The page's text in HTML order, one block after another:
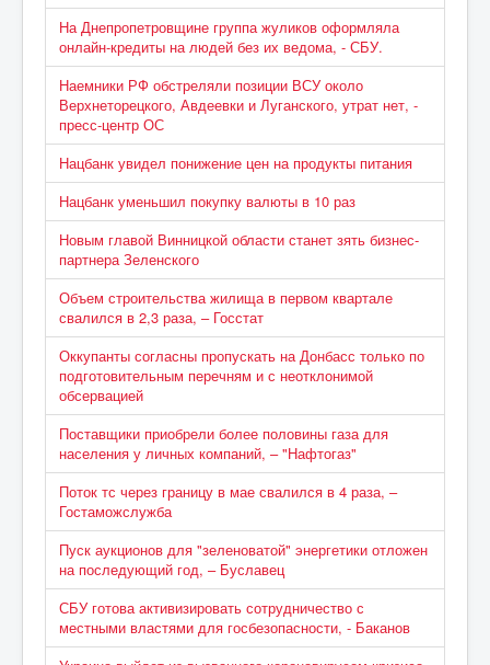
На Днепропетровщине группа жуликов оформляла
онлайн-кредиты на людей без их ведома, - СБУ.
Наемники РФ обстреляли позиции ВСУ около
Верхнеторецкого, Авдеевки и Луганского, утрат нет, -
пресс-центр ОС
Нацбанк увидел понижение цен на продукты питания
Нацбанк уменьшил покупку валюты в 10 раз
Новым главой Винницкой области станет зять бизнес-
партнера Зеленского
Объем строительства жилища в первом квартале
свалился в 2,3 раза, – Госстат
Оккупанты согласны пропускать на Донбасс только по
подготовительным перечням и с неотклонимой
обсервацией
Поставщики приобрели более половины газа для
населения у личных компаний, – "Нафтогаз"
Поток тс через границу в мае свалился в 4 раза, –
Гостаможслужба
Пуск аукционов для "зеленоватой" энергетики отложен
на последующий год, – Буславец
СБУ готова активизировать сотрудничество с
местными властями для госбезопасности, - Баканов